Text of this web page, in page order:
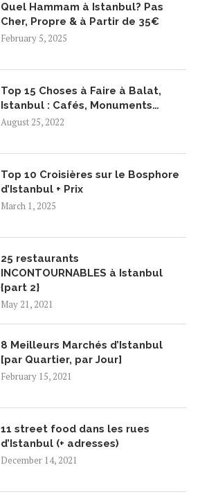
Quel Hammam à Istanbul? Pas
Cher, Propre & à Partir de 35€
February 5, 2025
Top 15 Choses à Faire à Balat,
Istanbul : Cafés, Monuments…
August 25, 2022
Top 10 Croisières sur le Bosphore
d’Istanbul + Prix
March 1, 2025
25 restaurants
INCONTOURNABLES à Istanbul
{part 2}
May 21, 2021
8 Meilleurs Marchés d’Istanbul
[par Quartier, par Jour]
February 15, 2021
11 street food dans les rues
d’Istanbul (+ adresses)
December 14, 2021